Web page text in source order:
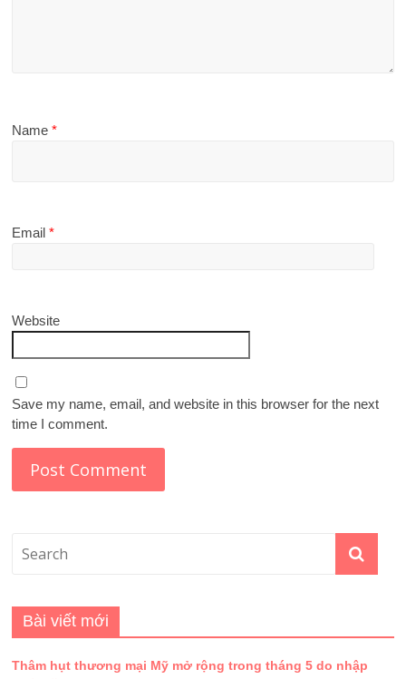
Name*
Email*
Website
Save my name, email, and website in this browser for the next
time I comment.
Bài viết mới
Thâm hụt thương mại Mỹ mở rộng trong tháng 5 do nhập